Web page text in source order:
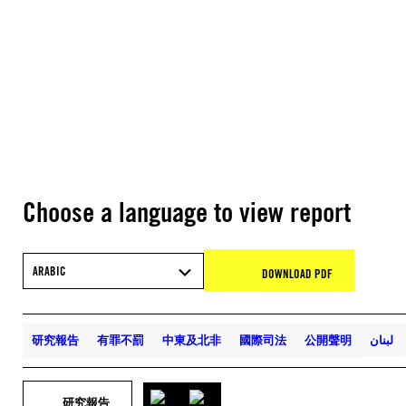
Choose a language to view report
ARABIC DOWNLOAD PDF
研究報告 有罪不罰 中東及北非 國際司法 公開聲明 لبنان
研究報告